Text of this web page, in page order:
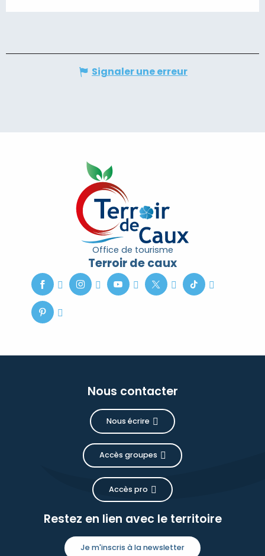
Signaler une erreur
Office de tourisme
Terroir de caux
Nous contacter
Nous écrire
Accès groupes
Accès pro
Restez en lien avec le territoire
Je m'inscris à la newsletter